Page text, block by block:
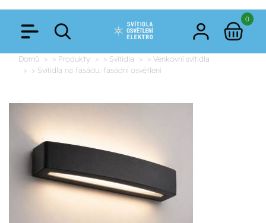
0
Domů > Produkty > Svítidla
> Venkovní svítidla
> Svítidla na fasádu, fasádní osvětlení